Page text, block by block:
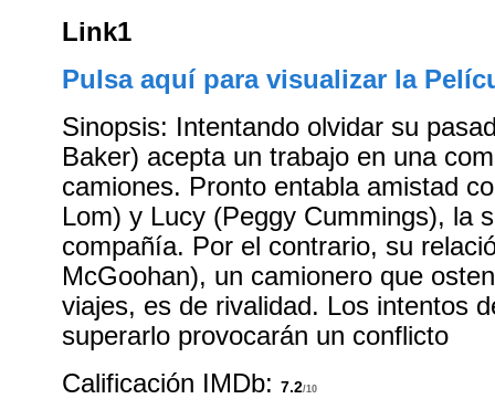
Link1
Pulsa aquí para visualizar la
Sinopsis: Intentando olvidar su
Baker) acepta un trabajo en una
camiones. Pronto entabla amistad
Lom) y Lucy (Peggy Cummings), la
compañía. Por el contrario, su
McGoohan), un camionero que
viajes, es de rivalidad. Los intentos
superarlo provocarán un conflicto
Calificación IMDb:7.2/10